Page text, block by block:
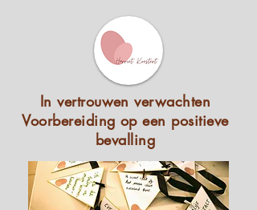
In vertrouwen verwachten
Voorbereiding op een positieve
bevalling